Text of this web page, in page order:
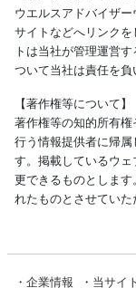
ウエルスアドバイザ
サイトなどへリンク
トは当社が管理運営
ついて当社は責任を負
【著作権等について】
著作権等の知的所有
行う情報提供者に帰
す。掲載しているウ
更できるものとしま
れたものとさせていた
・ 企業情報 ・ 当サイ